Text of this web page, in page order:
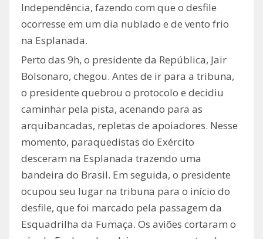
Independência, fazendo com que o desfile
ocorresse em um dia nublado e de vento frio
na Esplanada.
Perto das 9h, o presidente da República, Jair
Bolsonaro, chegou. Antes de ir para a tribuna,
o presidente quebrou o protocolo e decidiu
caminhar pela pista, acenando para as
arquibancadas, repletas de apoiadores. Nesse
momento, paraquedistas do Exército
desceram na Esplanada trazendo uma
bandeira do Brasil. Em seguida, o presidente
ocupou seu lugar na tribuna para o início do
desfile, que foi marcado pela passagem da
Esquadrilha da Fumaça. Os aviões cortaram o